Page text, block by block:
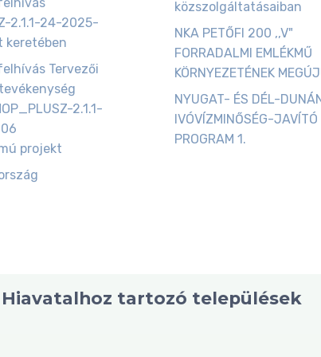
2.1.1-24-2025-
keretében
Tervezői
2.1.1-
projekt
közszolgáltatásaiban
NKA PETŐFI 200 ,,V"
FORRADALMI EMLÉKMŰ
KÖRNYEZETÉNEK
NYUGAT- ÉS DÉL-
IVÓVÍZMINŐSÉG-JAVÍTÓ
PROGRAM 1.
tartozó települések